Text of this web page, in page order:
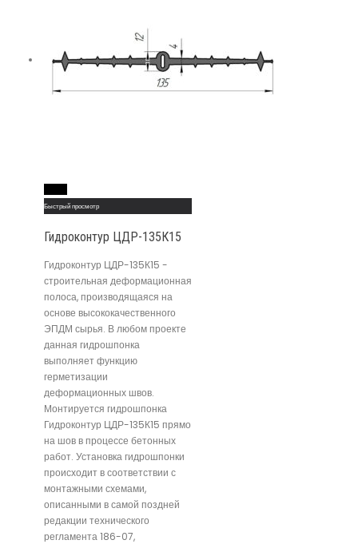
Быстрый просмотр
Гидроконтур ЦДР-135К15
Гидроконтур ЦДР-135К15 -
строительная деформационная
полоса, производящаяся на
основе высококачественного
ЭПДМ сырья. В любом проекте
данная гидрошпонка
выполняет функцию
герметизации
деформационных швов.
Монтируется гидрошпонка
Гидроконтур ЦДР-135К15 прямо
на шов в процессе бетонных
работ. Установка гидрошпонки
происходит в соответствии с
монтажными схемами,
описанными в самой поздней
редакции технического
регламента 186-07,